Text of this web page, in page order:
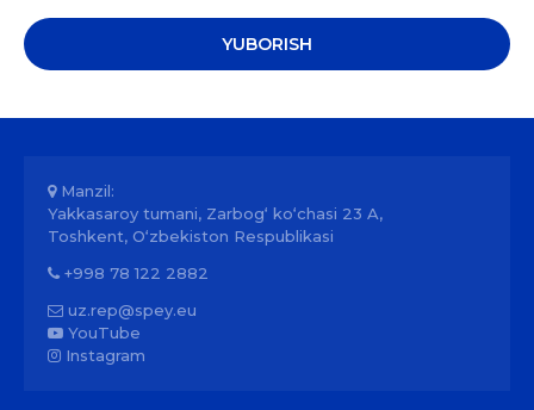
Manzil:
Yakkasaroy tumani, Zarbog‘ ko‘chasi 23 A,
Toshkent, O‘zbekiston Respublikasi
+998 78 122 2882
uz.rep@spey.eu
YouTube
Instagram